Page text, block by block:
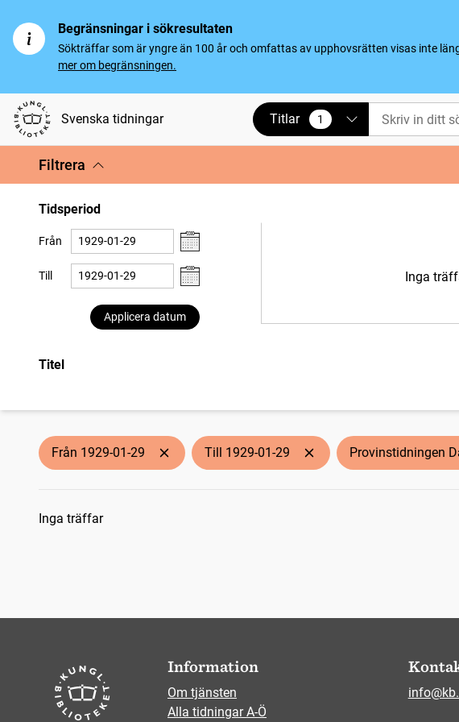
Begränsningar i sökresultaten
Sökträffar som är yngre än 100 år och omfattas av upphovsrätten visas inte
mer om begränsningen.
Svenska tidningar Titlar 1
vald
Filtrera
Tidsperiod
Från
Till
Applicera datum
Inga
Titel
Från 1929-01-29 Till 1929-01-29 Provinstidningen
Sökresultat
Inga träffar
Information
Om tjänsten
Alla tidningar A-Ö